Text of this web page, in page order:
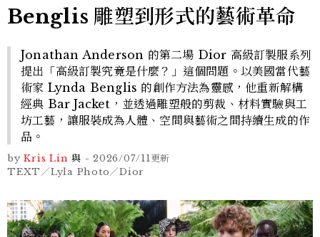
Benglis 雕塑到形式的藝術革命
Jonathan Anderson 的第二場 Dior 高級訂製服系列
提出「高級訂製究竟是什麼？」這個問題。以美國當代藝
術家 Lynda Benglis 的創作方法為靈感，他重新解構
經典 Bar Jacket，並透過雕塑般的剪裁、材料實驗與工
坊工藝，讓服裝成為人體、空間與藝術之間持續生成的作
品。
by Kris Lin 與 - 2026/07/11更新
TEXT／Lyla Photo／Dior